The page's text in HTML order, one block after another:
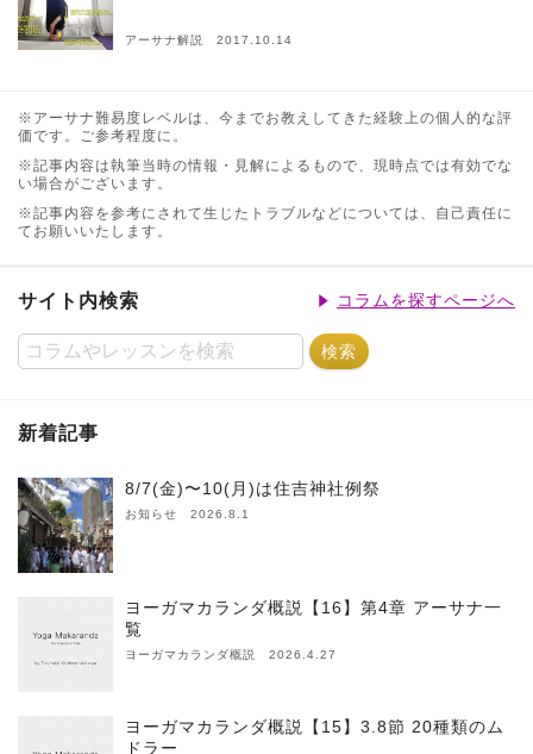
アーサナ解説 2017.10.14
※アーサナ難易度レベルは、今までお教えしてきた経験上の個人的な評
価です。ご参考程度に。
※記事内容は執筆当時の情報・見解によるもので、現時点では有効でな
い場合がございます。
※記事内容を参考にされて生じたトラブルなどについては、自己責任に
てお願いいたします。
サイト内検索 コラムを探すページへ
新着記事
8/7(金)〜10(月)は住吉神社例祭
お知らせ 2026.8.1
ヨーガマカランダ概説【16】第4章 アーサナ一
覧
ヨーガマカランダ概説 2026.4.27
ヨーガマカランダ概説【15】3.8節 20種類のム
ドラー